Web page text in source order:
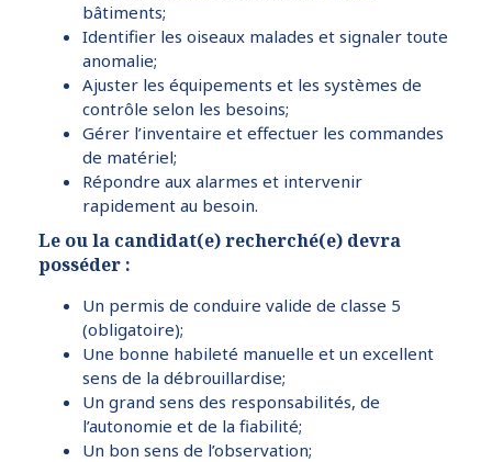
bâtiments;
Identifier les oiseaux malades et signaler toute
anomalie;
Ajuster les équipements et les systèmes de
contrôle selon les besoins;
Gérer l’inventaire et effectuer les commandes
de matériel;
Répondre aux alarmes et intervenir
rapidement au besoin.
Le ou la candidat(e) recherché(e) devra
posséder :
Un permis de conduire valide de classe 5
(obligatoire);
Une bonne habileté manuelle et un excellent
sens de la débrouillardise;
Un grand sens des responsabilités, de
l’autonomie et de la fiabilité;
Un bon sens de l’observation;